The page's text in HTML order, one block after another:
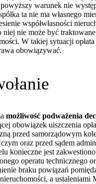
warunek nie
ta nie ma własnego
współwłasności
niej nie może być
W takiej sytuacji
obowiązywać.
możliwość podważenia
obowiązek uiszczenia
przed samorządowym
oraz przed sądem
konieczne jest
operatu technicznego
braku powiązań
a ustaleniami